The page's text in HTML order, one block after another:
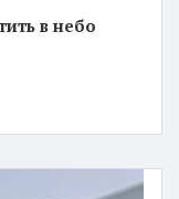
в небо